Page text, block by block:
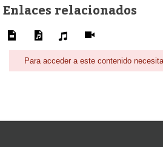
Enlaces relacionados
Para acceder a este contenido